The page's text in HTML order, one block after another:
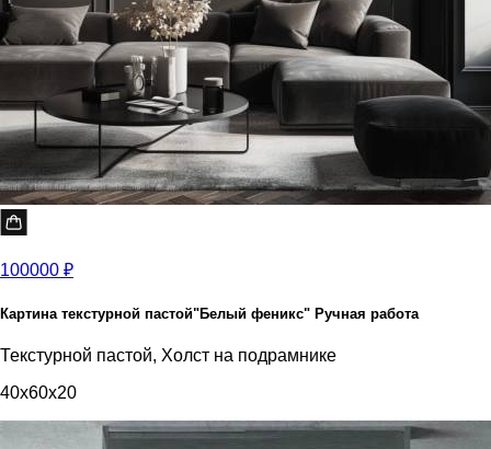
100000 ₽
Картина текстурной пастой"Белый феникс" Ручная работа
Текстурной пастой, Холст на подрамнике
40x60x20